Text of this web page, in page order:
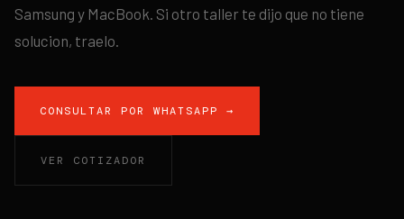
Samsung y MacBook. Si otro taller te dijo que no tiene
solucion, traelo.
CONSULTAR POR WHATSAPP →
VER COTIZADOR